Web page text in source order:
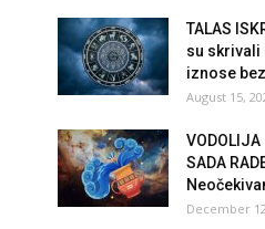
TALAS
su skrivali
iznose
August 15,
VODOLIJA
SADA
December